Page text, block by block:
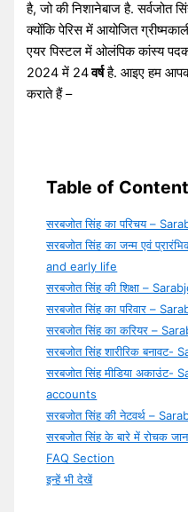
है, जो की निशानेबाज है. सर्वजोत
क्योंकि पेरिस में आयोजित
एयर पिस्टल में ओलंपिक कांस्य
2024 में 24वर्षहै. आइए हम
कराते हैं –
Table of
सरबजोत सिंह का परिचय –
सरबजोत सिंह का जन्म एवं
and early life
सरबजोत सिंह की शिक्षा –
सरबजोत सिंह का परिवार –
सरबजोत सिंह का करियर –
सरबजोत सिंह शारीरिक
सरबजोत सिंह मीडिया
accounts
सरबजोत सिंह की नेटवर्थ –
सरबजोत सिंह के बारे में रोचक
FAQ Section
इन्हें भी देखें